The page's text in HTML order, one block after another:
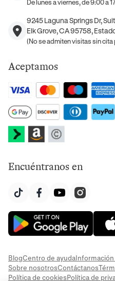
De lunes a viernes, de 9:00 a
9245 Laguna Springs Dr,
Elk Grove, CA 95758,
(No se admiten visitas sin cita
Aceptamos
Encuéntranos en
BlogCentro de ayuda
Sobre nosotrosContáctanos
Política de cookiesPolítica de